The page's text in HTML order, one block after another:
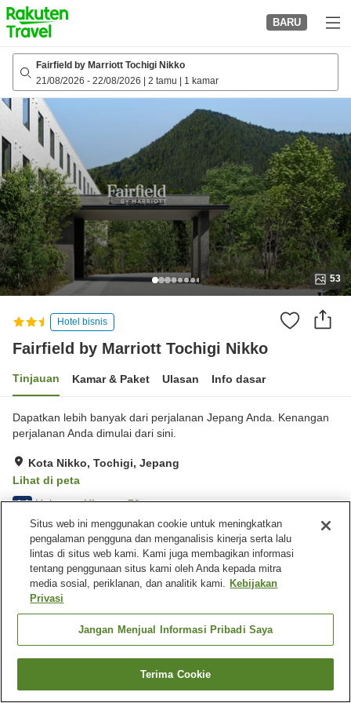
to
top
page
BARU
Fairfield by Marriott Tochigi Nikko
21/08/2026 - 22/08/2026 2 tamu 1 kamar
53
Hotel bisnis
Fairfield by Marriott Tochigi Nikko
Tinjauan Kamar & Paket Ulasan Info dasar
Dapatkan lebih banyak dari perjalanan Jepang Anda. Kenangan
perjalanan Anda dimulai dari sini.
Kota Nikko, Tochigi, Jepang
Lihat di peta
4.4 Hebat Ulasan:70
Fasilitas properti
Wi-Fi
Lounge
Benar-benar bebas rokok
Mesin penjual otomatis
Jepang Tochigi
Kota Nikko
Fairfield by Marriott Tochigi Nikko
Cari kamar
Situs web ini menggunakan cookie untuk meningkatkan
pengalaman pengguna dan menganalisis kinerja serta lalu
lintas di situs web kami. Kami juga membagikan informasi
tentang penggunaan situs kami oleh Anda kepada mitra
media sosial, periklanan, dan analitik kami. Kebijakan
Privasi
Jangan Menjual Informasi Pribadi Saya
Terima Cookie